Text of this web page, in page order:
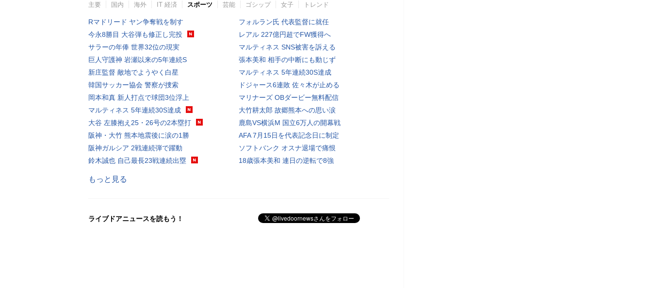
主要 国内 海外 IT 経済 スポーツ 芸能 ゴシップ 女子 トレンド
Rマドリード ヤン争奪戦を制す
今永8勝目 大谷弾も修正し完投
サラーの年俸 世界32位の現実
巨人守護神 岩瀬以来の5年連続S
新庄監督 敵地でようやく白星
韓国サッカー協会 警察が捜索
岡本和真 新人打点で球団3位浮上
マルティネス 5年連続30S達成
大谷 左膝抱え25・26号の2本塁打
阪神・大竹 熊本地震後に涙の1勝
阪神ガルシア 2戦連続弾で躍動
鈴木誠也 自己最長23戦連続出塁
フォルラン氏 代表監督に就任
レアル 227億円超でFW獲得へ
マルティネス SNS被害を訴える
張本美和 相手の中断にも動じず
マルティネス 5年連続30S達成
ドジャース6連敗 佐々木が止める
マリナーズ OBダービー無料配信
大竹耕太郎 故郷熊本への思い涙
鹿島VS横浜M 国立6万人の開幕戦
AFA 7月15日を代表記念日に制定
ソフトバンク オスナ退場で痛恨
18歳張本美和 連日の逆転で8強
もっと見る
ライブドアニュースを読もう！